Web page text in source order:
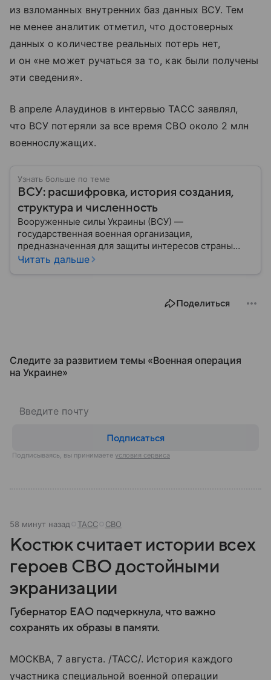
из взломанных внутренних баз данных ВСУ. Тем
не менее аналитик отметил, что достоверных
данных о количестве реальных потерь нет,
и он «не может ручаться за то, как были получены
эти сведения».
В апреле Алаудинов в интервью ТАСС заявлял,
что ВСУ потеряли за все время СВО около 2 млн
военнослужащих.
Узнать больше по теме
ВСУ: расшифровка, история создания,
структура и численность
Вооруженные силы Украины (ВСУ) —
государственная военная организация,
предназначенная для защиты интересов страны
военным путем. Была создана после
Читать дальше
Поделиться
Следите за развитием темы «Военная операция
на Украине»
Подписаться
Подписываясь, вы принимаете условия сервиса
58 минут назад ТАСС СВО
Костюк считает истории всех
героев СВО достойными
экранизации
Губернатор ЕАО подчеркнула, что важно
сохранять их образы в памяти.
МОСКВА, 7 августа. /ТАСС/. История каждого
участника специальной военной операции